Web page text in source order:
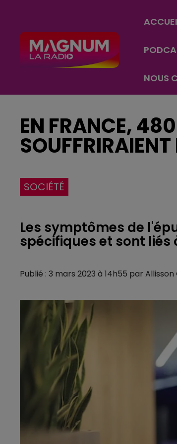
NOUS
EN FRANCE,
SOCIÉTÉ
Les symptômes de
spécifiques et sont liés
Publié : 3 mars 2023 à 14h55 par